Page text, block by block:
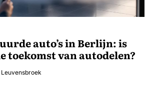
auto’s in Berlijn: is
toekomst van autodelen?